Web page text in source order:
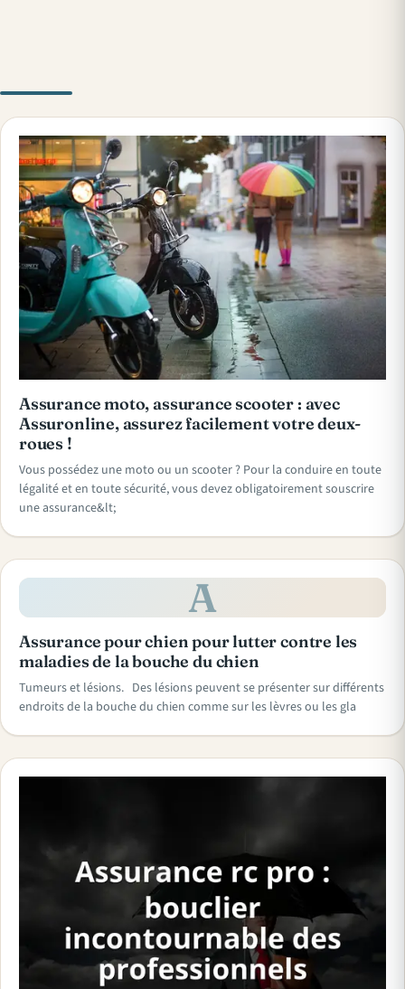
Assurance moto, assurance scooter : avec
Assuronline, assurez facilement votre deux-
roues !
Vous possédez une moto ou un scooter ? Pour la conduire en toute
légalité et en toute sécurité, vous devez obligatoirement souscrire
une assurance&lt;
A
Assurance pour chien pour lutter contre les
maladies de la bouche du chien
Tumeurs et lésions. Des lésions peuvent se présenter sur différents
endroits de la bouche du chien comme sur les lèvres ou les gla